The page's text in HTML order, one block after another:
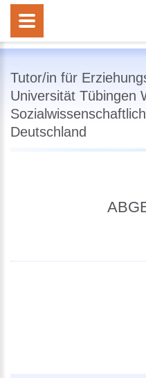
Tutor/in für
Universität Tübingen
Deutschland